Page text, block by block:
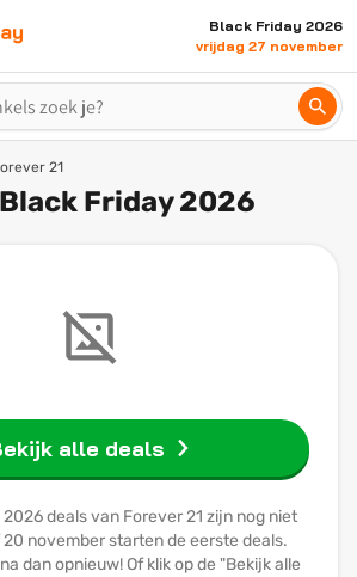
Black Friday 2026
vrijdag 27 november
21
Friday 2026
alle deals
deals van Forever 21 zijn nog niet
20 november starten de eerste deals.
dan opnieuw! Of klik op de "Bekijk alle